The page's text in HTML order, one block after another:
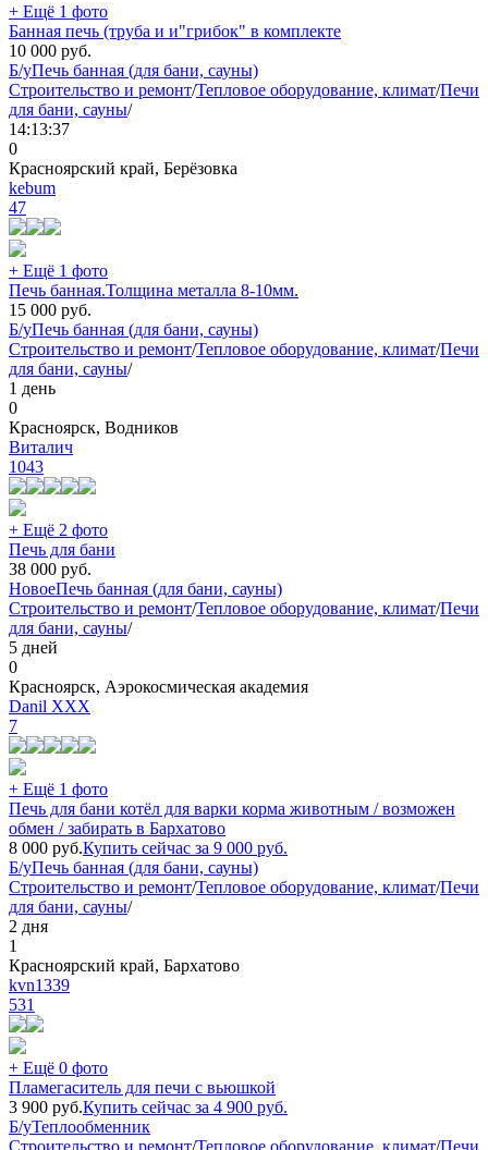
+ Ещё 1 фото
Банная печь (труба и и"грибок" в комплекте
10 000 руб.
Б/уПечь банная (для бани, сауны)
Строительство и ремонт/Тепловое оборудование, климат/Печи
для бани, сауны/
14:13:37
0
Красноярский край, Берёзовка
kebum
47
+ Ещё 1 фото
Печь банная.Толщина металла 8-10мм.
15 000 руб.
Б/уПечь банная (для бани, сауны)
Строительство и ремонт/Тепловое оборудование, климат/Печи
для бани, сауны/
1 день
0
Красноярск, Водников
Виталич
1043
+ Ещё 2 фото
Печь для бани
38 000 руб.
НовоеПечь банная (для бани, сауны)
Строительство и ремонт/Тепловое оборудование, климат/Печи
для бани, сауны/
5 дней
0
Красноярск, Аэрокосмическая академия
Danil XXX
7
+ Ещё 1 фото
Печь для бани котёл для варки корма животным / возможен
обмен / забирать в Бархатово
8 000 руб.Купить сейчас за 9 000 руб.
Б/уПечь банная (для бани, сауны)
Строительство и ремонт/Тепловое оборудование, климат/Печи
для бани, сауны/
2 дня
1
Красноярский край, Бархатово
kvn1339
531
+ Ещё 0 фото
Пламегаситель для печи с вьюшкой
3 900 руб.Купить сейчас за 4 900 руб.
Б/уТеплообменник
Строительство и ремонт/Тепловое оборудование, климат/Печи